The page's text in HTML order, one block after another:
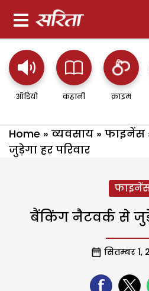
ऑडियो कहानी क्राइम
Home » व्यवसाय » फाइनेंस
जुड़ेगा हर परिवार
बैंकिंग नैटवर्क से
सितम्बर 1,